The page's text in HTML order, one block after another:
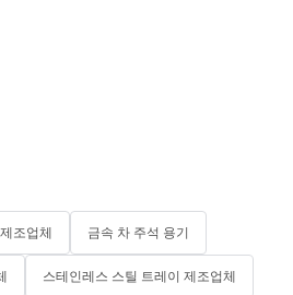
조업체 금속 차 주석 용기
스테인레스 스틸 트레이 제조업체